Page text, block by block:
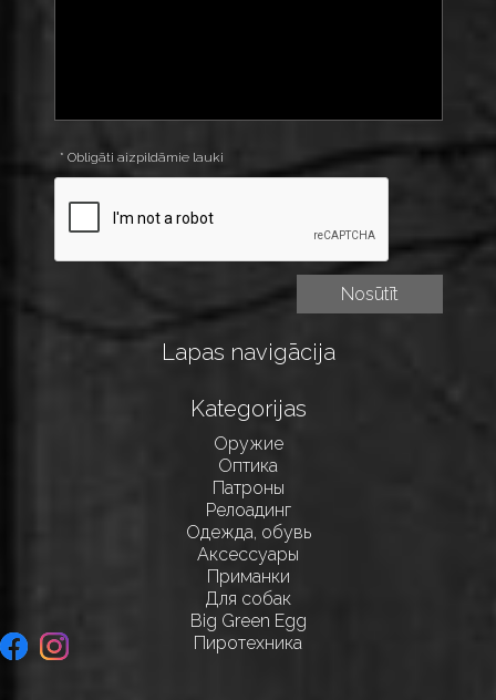
* Obligāti aizpildāmie lauki
Lapas navigācija
Kategorijas
Оружие
Оптика
Патроны
Релоадинг
Одежда, обувь
Аксессуары
Приманки
Для собак
Big Green Egg
Пиротехника